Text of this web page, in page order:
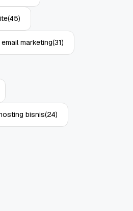
(45)
email marketing(31)
bisnis(24)